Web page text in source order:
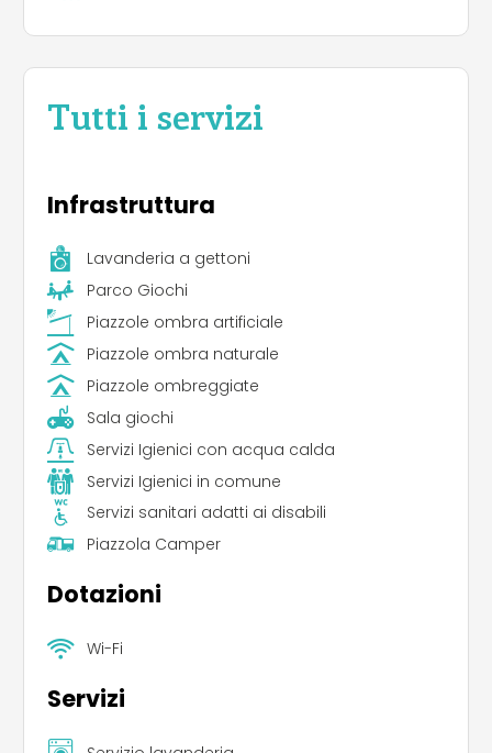
Tutti i servizi
Infrastruttura
Lavanderia a gettoni
Parco Giochi
Piazzole ombra artificiale
Piazzole ombra naturale
Piazzole ombreggiate
Sala giochi
Servizi Igienici con acqua calda
Servizi Igienici in comune
Servizi sanitari adatti ai disabili
Piazzola Camper
Dotazioni
Wi-Fi
Servizi